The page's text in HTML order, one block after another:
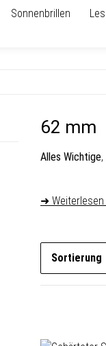
Sonnenbrillen
62 mm
Alles Wichtige
➜
Sortierung